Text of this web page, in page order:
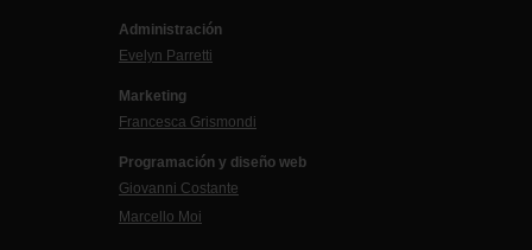
Administración
Evelyn Parretti
Marketing
Francesca Grismondi
Programación y diseño web
Giovanni Costante
Marcello Moi